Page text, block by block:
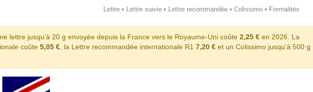
Lettre• Lettre suivie• Lettre recommandée• Colissimo• Formalités
lettre jusqu’à 20 g envoyée depuis la France vers le Royaume-Uni coûte 2,25 € en 2026. La
coûte 5,05 €, la Lettre recommandée internationale R1 7,20 € et un Colissimo jusqu’à 500 g